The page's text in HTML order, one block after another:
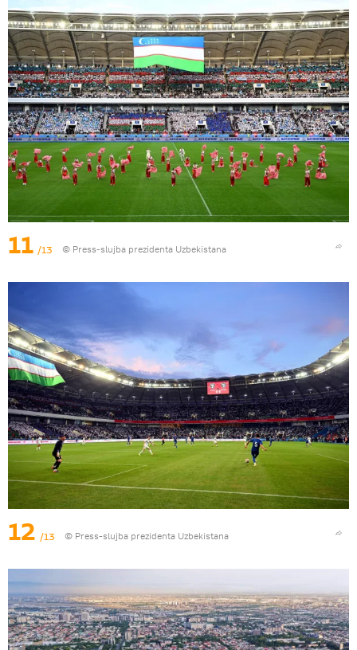
11 /13 © Press-slujba prezidenta Uzbekistana
12 /13 © Press-slujba prezidenta Uzbekistana